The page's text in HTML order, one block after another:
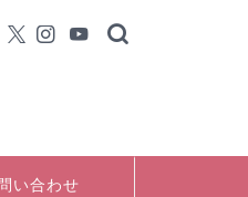
い合わせ